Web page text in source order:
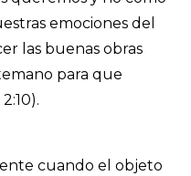
emociones del
las buenas obras
para que
cuando el objeto